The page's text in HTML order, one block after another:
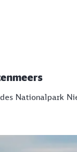
Nationalpark